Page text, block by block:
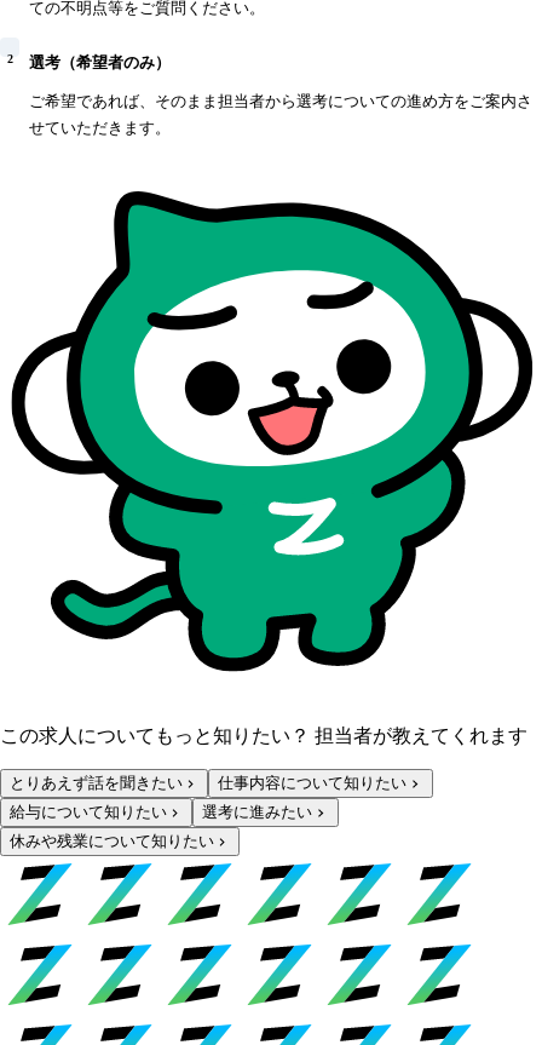
ての不明点等をご質問ください。
2 選考（希望者のみ）
ご希望であれば、そのまま担当者から選考についての進め方をご案内さ
せていただきます。
この求人についてもっと知りたい？ 担当者が教えてくれます
とりあえず話を聞きたい
仕事内容について知りたい
給与について知りたい
選考に進みたい
休みや残業について知りたい